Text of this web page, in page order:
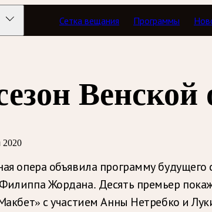
Сетка вещания Программы
Новости
Венской
2020
опера объявила программу
Жордана. Десять премьер
с участием Анны Нетребко и